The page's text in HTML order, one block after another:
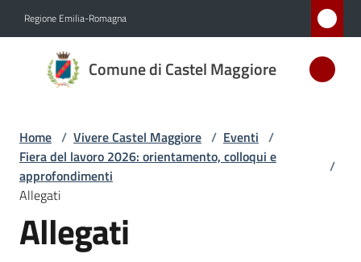
Regione Emilia-Romagna
Comune di Castel Maggiore
Comune
di Castel
D'ARGENTO
AL MERITO
CIVILE
Amministrazione
Home / Vivere Castel Maggiore / Eventi /
Fiera del lavoro 2026: orientamento, colloqui e
approfondimenti
/
Allegati
Allegati